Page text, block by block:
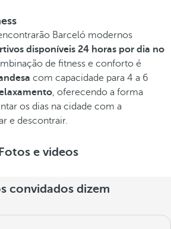
Barceló modernos
disponíveis 24 horas por dia no
de fitness e conforto é
com capacidade para 4 a 6
, oferecendo a forma
os dias na cidade com a
e descontrair.
e videos
convidados dizem